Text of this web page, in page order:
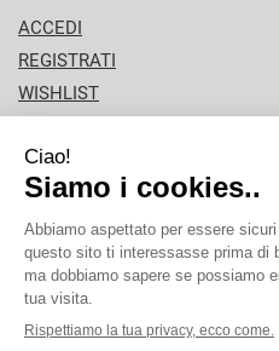
ACCEDI
REGISTRATI
WISHLIST
NEWSLETTER
PISA PHARMA - P.Iva:
L'ARANCIO 42 - 56126 Pisa
Cell./Whatsapp:
fiscale: